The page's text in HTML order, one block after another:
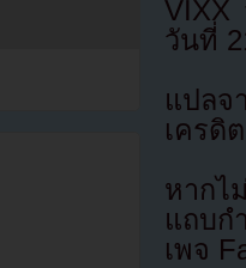
VIXX
วันที่
แปล
เครดิ
หากไ
แถบก
เพจ